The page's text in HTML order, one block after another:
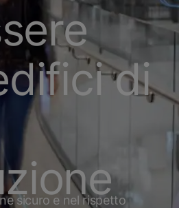
di
sicuro e nel rispetto